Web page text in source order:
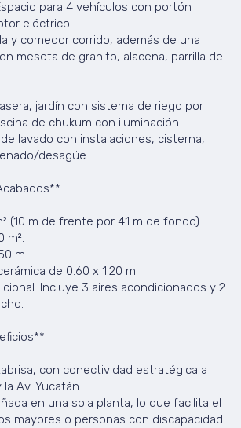
para 4 vehículos con portón
eléctrico.
y comedor corrido, además de una
meseta de granito, alacena, parrilla de
jardín con sistema de riego por
de chukum con iluminación.
lavado con instalaciones, cisterna,
desagüe.
(10 m de frente por 41 m de fondo).
m².
m.
de 0.60 x 1.20 m.
Incluye 3 aires acondicionados y 2
con conectividad estratégica a
Av. Yucatán.
en una sola planta, lo que facilita el
mayores o personas con discapacidad.